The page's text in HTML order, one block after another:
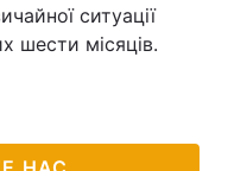
ситуації
шести місяців.